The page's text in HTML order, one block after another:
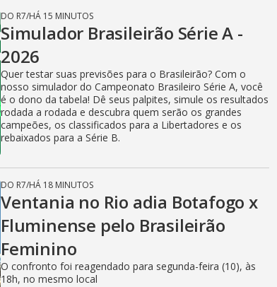
DO R7/HÁ 15 MINUTOS
Simulador Brasileirão Série A -
2026
Quer testar suas previsões para o Brasileirão? Com o
nosso simulador do Campeonato Brasileiro Série A, você
é o dono da tabela! Dê seus palpites, simule os resultados
rodada a rodada e descubra quem serão os grandes
campeões, os classificados para a Libertadores e os
rebaixados para a Série B.
DO R7/HÁ 18 MINUTOS
Ventania no Rio adia Botafogo x
Fluminense pelo Brasileirão
Feminino
O confronto foi reagendado para segunda-feira (10), às
18h, no mesmo local